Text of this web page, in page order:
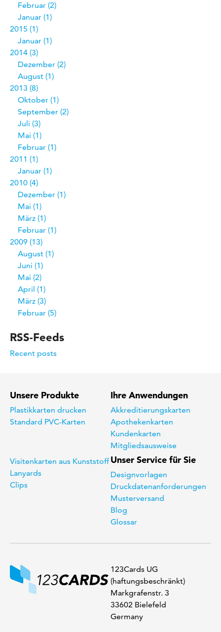
Februar 2
Januar 1
2015 1
Januar 1
2014 3
Dezember 2
August 1
2013 8
Oktober 1
September 2
Juli 3
Mai 1
Februar 1
2011
1
Januar 1
2010 4
Dezember 1
Mai 1
März 1
Februar 1
2009 13
August 1
Juni 1
Mai 2
April
1
März 3
Februar 5
RSS-Feeds
Recent posts
Unsere Produkte
Plastikkarten drucken
Standard PVC-Karten
Ihre Anwendungen
Akkreditierungskarten
Apothekenkarten
Kundenkarten
Mitgliedsausweise
Visitenkarten aus Kunststoff
Lanyards
Clips
Unser Service für Sie
Designvorlagen
Druckdatenanforderungen
Musterversand
Blog
Glossar
123Cards UG
(haftungsbeschränkt)
Markgrafenstr. 3
33602 Bielefeld
Germany